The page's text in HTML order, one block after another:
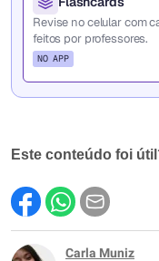
Revise no celular com
feitos por professores.
NO APP
Este conteúdo foi
Este conteúdo
Este conteúdo
Carla Muniz